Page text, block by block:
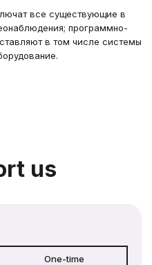
все существующие в
программно-
в том числе системы
us
One-time